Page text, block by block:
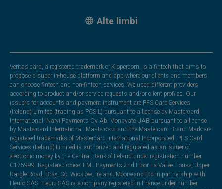
Alte limbi
Veritas card, a registered trademark of Klopercom, is a fintech that aims to
propose a super in-house platform and app where our clients and members
can choose fintech and non-fintech services. We used different providers
according to product and/or service requests and/or client profiles. Our
issuers for accounts and payment instrument are PFS Card Services
(Ireland) Limited (trading as PCSIL) pursuant to a license by Mastercard
International, Narvi Payments Oy Ab, Monavate UAB pursuant to a license
by Mastercard International. Mastercard and the Mastercard Brand Mark are
registered trademarks of Mastercard International Incorporated. PFS Card
Services (Ireland) Limited is authorized and regulated as an issuer of
electronic money by the Central Bank of Ireland under registration number
C175999. Registered office: EML Payments,2nd Floor La Vallee House, Upper
Dargle Road, Bray, Co. Wicklow, Ireland. Moorwand Ltd in partnership with
Heuro SAS. Heuro SAS is a company registered in France under number